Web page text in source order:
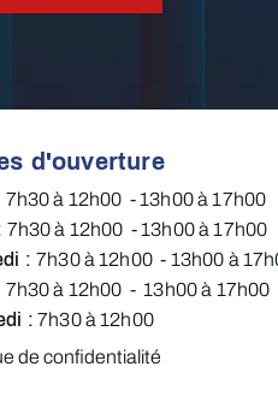
d'ouverture
7h30 à 12h00 - 13h00 à 17h00​​​
7h30 à 12h00 - 13h00 à 17h00​
:7h30 à 12h00 - 13h00 à
7h30 à 12h00 - 13h00 à 17h00
: 7h30 à 12h00​​​​​
de confidentialité